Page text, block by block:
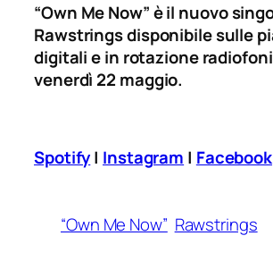
“Own Me Now” è il nuovo
Rawstrings disponibile sulle
digitali e in rotazione
venerdì 22 maggio.
Spotify| Instagram | Facebook
“Own Me Now” Rawstrings